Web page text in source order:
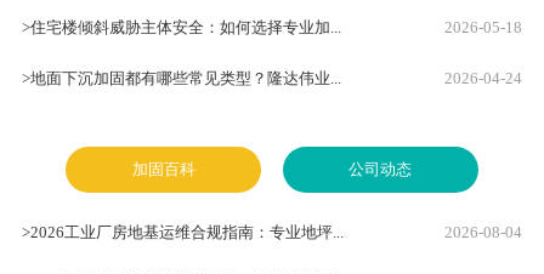
>住宅楼倾斜威胁主体安全：如何选择专业加... 2026-05-18
>地面下沉加固都有哪些常见类型？隆达伟业... 2026-04-24
加固百科 公司动态
>2026工业厂房地基运维合规指南：专业地坪... 2026-08-04